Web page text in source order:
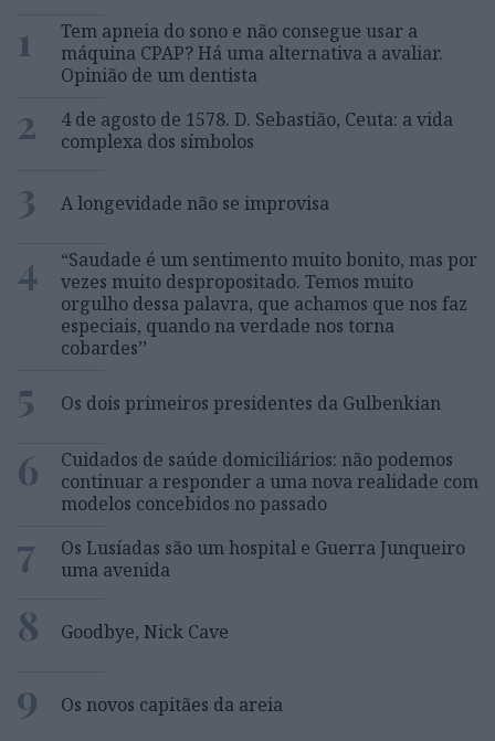
1
Tem apneia do sono e não consegue usar a
máquina CPAP? Há uma alternativa a avaliar.
Opinião de um dentista
2
4 de agosto de 1578. D. Sebastião, Ceuta: a vida
complexa dos símbolos
3 A longevidade não se improvisa
4
“Saudade é um sentimento muito bonito, mas por
vezes muito despropositado. Temos muito
orgulho dessa palavra, que achamos que nos faz
especiais, quando na verdade nos torna
cobardes’’
5 Os dois primeiros presidentes da Gulbenkian
6
Cuidados de saúde domiciliários: não podemos
continuar a responder a uma nova realidade com
modelos concebidos no passado
7
Os Lusíadas são um hospital e Guerra Junqueiro
uma avenida
8 Goodbye, Nick Cave
9 Os novos capitães da areia